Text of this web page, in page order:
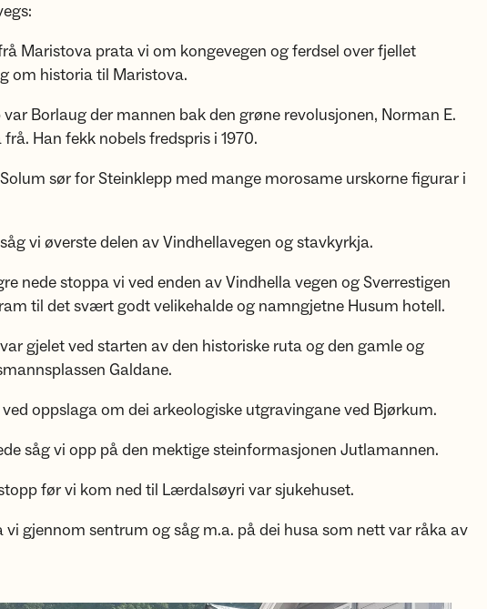
Maristova prata vi om kongevegen og ferdsel over fjellet
om historia til Maristova.
var Borlaug der mannen bak den grøne revolusjonen, Norman E.
Han fekk nobels fredspris i 1970.
Solum sør for Steinklepp med mange morosame urskorne figurar i
vi øverste delen av Vindhellavegen og stavkyrkja.
nede stoppa vi ved enden av Vindhella vegen og Sverrestigen
til det svært godt velikehalde og namngjetne Husum hotell.
var gjelet ved starten av den historiske ruta og den gamle og
Galdane.
ved oppslaga om dei arkeologiske utgravingane ved Bjørkum.
såg vi opp på den mektige steinformasjonen Jutlamannen.
stopp før vi kom ned til Lærdalsøyri var sjukehuset.
vi gjennom sentrum og såg m.a. på dei husa som nett var råka av